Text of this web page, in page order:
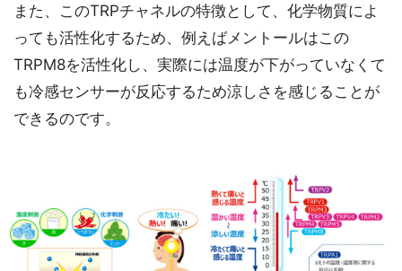
また、このTRPチャネルの特徴として、化学物質によ
っても活性化するため、例えばメントールはこの
TRPM8を活性化し、実際には温度が下がっていなくて
も冷感センサーが反応するため涼しさを感じることが
できるのです。